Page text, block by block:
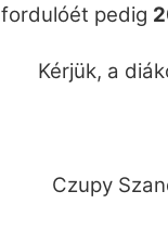
fordulóét pedig
Kérjük, a
Czupy